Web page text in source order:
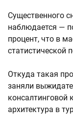
Существенного
наблюдается —
процент, что в
статистической
Откуда такая
заняли
консалтинговой
архитектура в